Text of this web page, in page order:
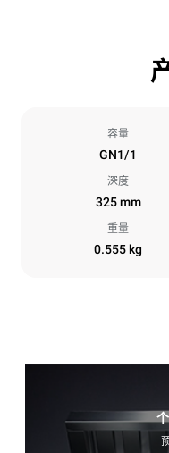
容量
GN1/1
深度
325 mm
重量
0.555 kg